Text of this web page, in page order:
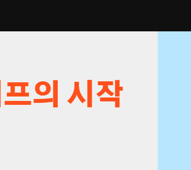
의 시작